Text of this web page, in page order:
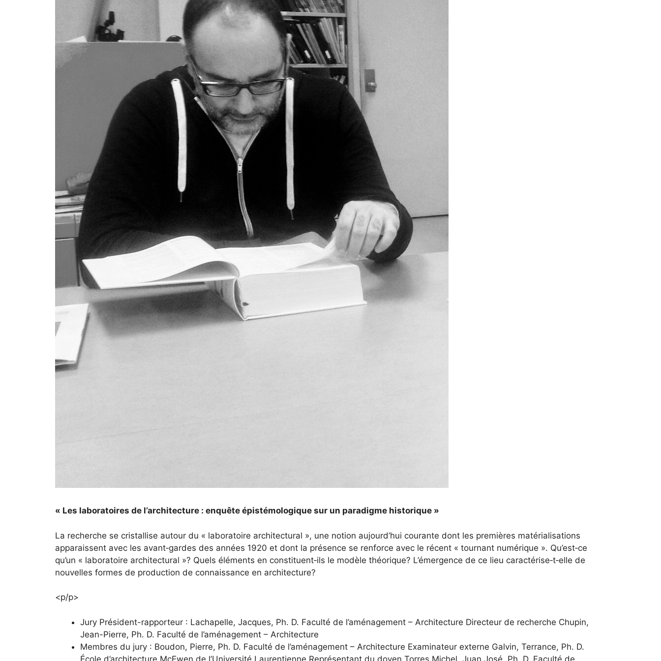
« Les laboratoires de l’architecture : enquête épistémologique sur un paradigme historique »
La recherche se cristallise autour du « laboratoire architectural », une notion aujourd’hui courante dont les premières matérialisations
apparaissent avec les avant‐gardes des années 1920 et dont la présence se renforce avec le récent « tournant numérique ». Qu’est‐ce
qu’un « laboratoire architectural »? Quels éléments en constituent‐ils le modèle théorique? L’émergence de ce lieu caractérise‐t‐elle de
nouvelles formes de production de connaissance en architecture?
<p/p>
Jury Président-rapporteur : Lachapelle, Jacques, Ph. D. Faculté de l’aménagement – Architecture Directeur de recherche Chupin,
Jean-Pierre, Ph. D. Faculté de l’aménagement – Architecture
Membres du jury : Boudon, Pierre, Ph. D. Faculté de l’aménagement – Architecture Examinateur externe Galvin, Terrance, Ph. D.
École d’architecture McEwen de l’Université Laurentienne Représentant du doyen Torres Michel, Juan José, Ph. D. Faculté de